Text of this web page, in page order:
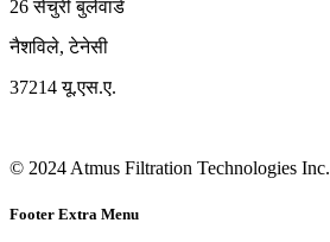
26 सेंचुरी बुलेवार्ड
नैशविले, टेनेसी
37214 यू.एस.ए.
© 2024 Atmus Filtration Technologies Inc.
Footer Extra Menu